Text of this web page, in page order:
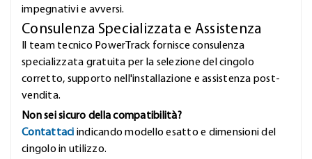
impegnativi e avversi.
Consulenza Specializzata e Assistenza
Il team tecnico PowerTrack fornisce consulenza
specializzata gratuita per la selezione del cingolo
corretto, supporto nell'installazione e assistenza post-
vendita.
Non sei sicuro della compatibilità?
Contattaci indicando modello esatto e dimensioni del
cingolo in utilizzo.